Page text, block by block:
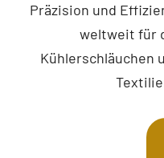
Präzision und
weltweit für
Kühlerschläuchen